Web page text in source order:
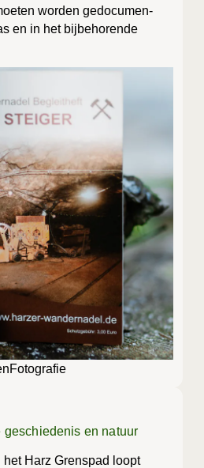
wor­den gedo­cu­men­
en in het bij­be­ho­ren­de
geschiedenis en natuur
Harz Grens­pad loopt